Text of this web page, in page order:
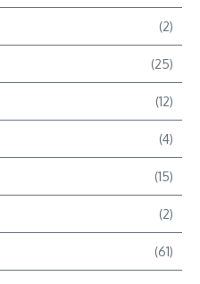
(2)
(25)
(12)
(4)
(15)
(2)
(61)